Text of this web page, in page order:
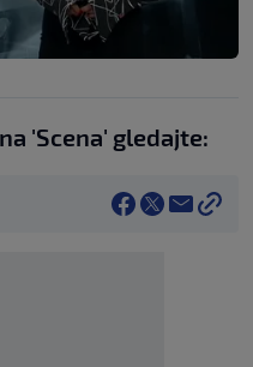
'Scena' gledajte: